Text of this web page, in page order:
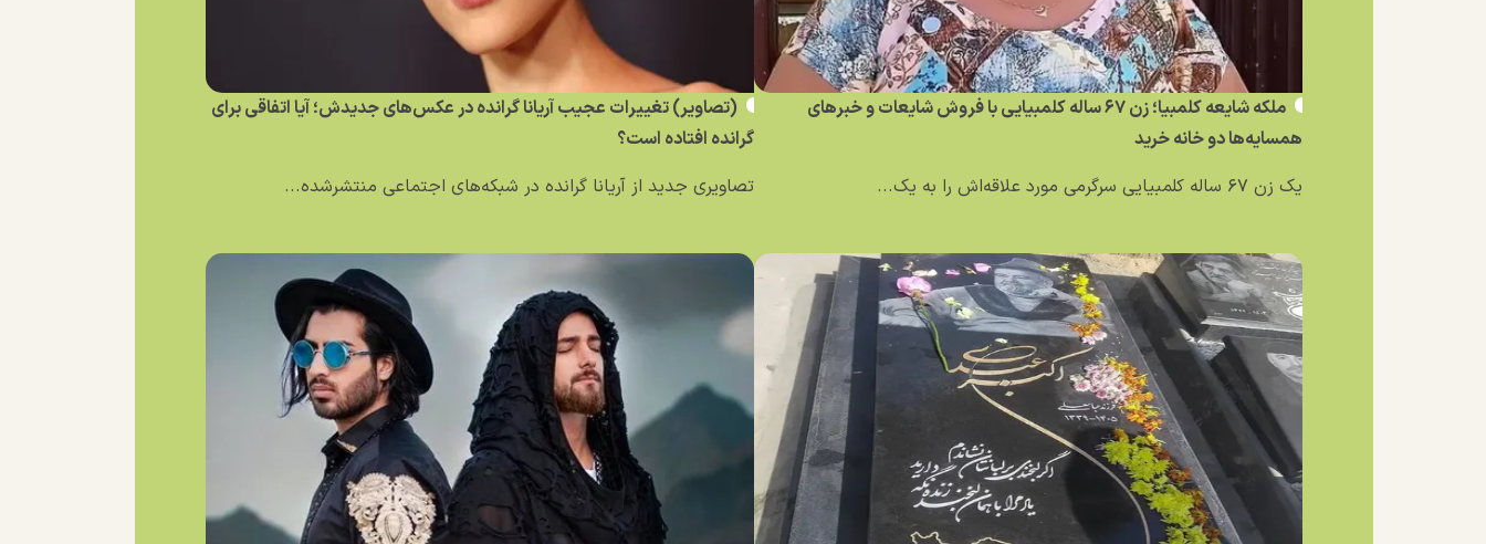
ملکه شایعه کلمبیا؛ زن ۶۷ ساله کلمبیایی با فروش شایعات و خبر‌های
همسایه‌ها دو خانه خرید
یک زن ۶۷ ساله کلمبیایی سرگرمی مورد علاقه‌اش را به یک...
(تصاویر) تغییرات عجیب آریانا گرانده در عکس‌های جدیدش؛ آیا اتفاقی برای
گرانده افتاده است؟
تصاویری جدید از آریانا گرانده در شبکه‌های اجتماعی منتشرشده...